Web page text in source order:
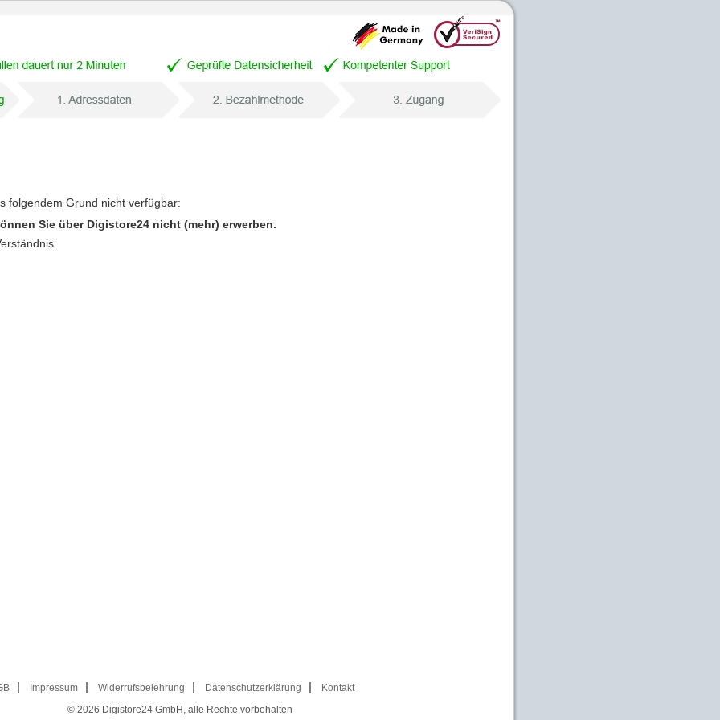
folgendem Grund nicht verfügbar:
Sie über Digistore24 nicht (mehr) erwerben.
Impressum Widerrufsbelehrung Datenschutzerklärung
Kontakt
© 2026 Digistore24 GmbH, alle Rechte vorbehalten